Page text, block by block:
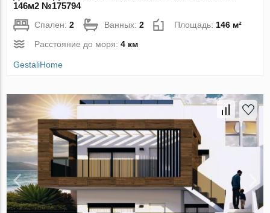
146м2 №175794
Спален:2 Ванных:2 Площадь: 146 м²
Расстояние до моря:4 км
GestaliHome